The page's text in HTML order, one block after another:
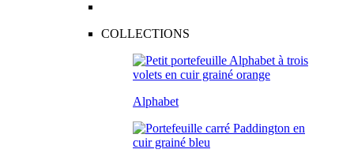
COLLECTIONS
Alphabet